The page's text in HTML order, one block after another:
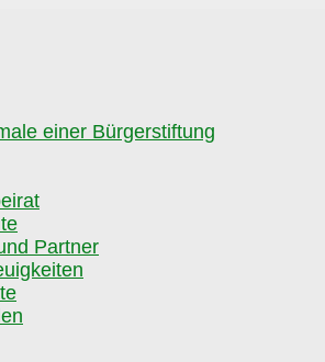
einer Bürgerstiftung
Partner